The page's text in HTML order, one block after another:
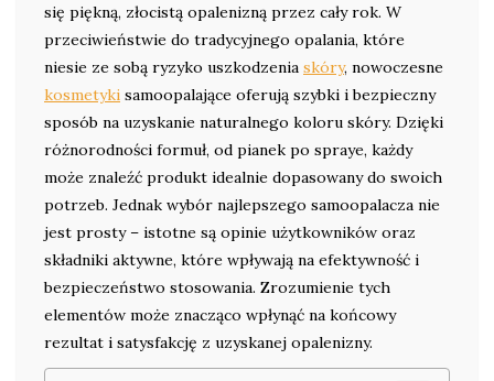
się piękną, złocistą opalenizną przez cały rok. W
przeciwieństwie do tradycyjnego opalania, które
niesie ze sobą ryzyko uszkodzenia skóry, nowoczesne
kosmetyki samoopalające oferują szybki i bezpieczny
sposób na uzyskanie naturalnego koloru skóry. Dzięki
różnorodności formuł, od pianek po spraye, każdy
może znaleźć produkt idealnie dopasowany do swoich
potrzeb. Jednak wybór najlepszego samoopalacza nie
jest prosty – istotne są opinie użytkowników oraz
składniki aktywne, które wpływają na efektywność i
bezpieczeństwo stosowania. Zrozumienie tych
elementów może znacząco wpłynąć na końcowy
rezultat i satysfakcję z uzyskanej opalenizny.